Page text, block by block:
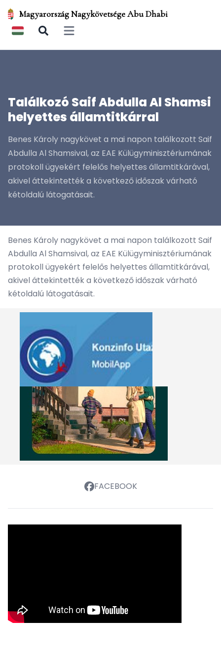
Magyarország Nagykövetsége Abu Dhabi
Open main menu
Találkozó Saif Abdulla Al Shamsi
helyettes államtitkárral
Benes Károly nagykövet a mai napon találkozott Saif
Abdulla Al Shamsival, az EAE Külügyminisztériumának
protokoll ügyekért felelős helyettes államtitkárával,
akivel áttekintették a következő időszak várható
kétoldalú látogatásait.
Benes Károly nagykövet a mai napon találkozott Saif
Abdulla Al Shamsival, az EAE Külügyminisztériumának
protokoll ügyekért felelős helyettes államtitkárával,
akivel áttekintették a következő időszak várható
kétoldalú látogatásait.
FACEBOOK